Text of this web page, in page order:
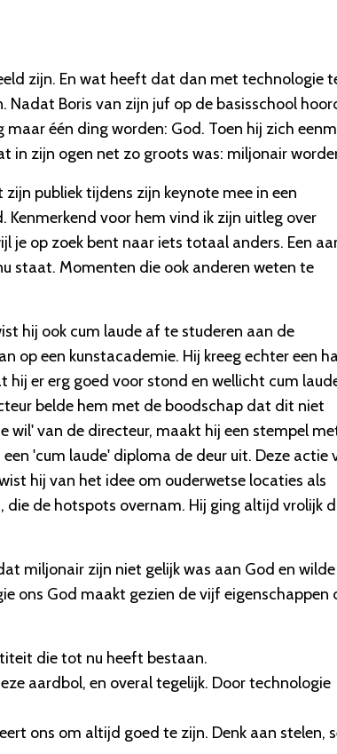
zijn. En wat heeft dat dan met technologie
Nadat Boris van zijn juf op de basisschool
één ding worden: God. Toen hij zich
in zijn ogen net zo groots was: miljonair
zijn publiek tijdens zijn keynote mee in een
voor hem vind ik zijn uitleg over
je op zoek bent naar iets totaal anders. Een
staat. Momenten die ook anderen weten te
hij ook cum laude af te studeren aan de
op een kunstacademie. Hij kreeg echter een
er erg goed voor stond en wellicht cum
belde hem met de boodschap dat dit niet
wil' van de directeur, maakt hij een stempel
'cum laude' diploma de deur uit. Deze actie
hij van het idee om ouderwetse locaties als
die de hotspots overnam. Hij ging altijd vrolijk
miljonair zijn niet gelijk was aan God en wilde
ons God maakt gezien de vijf eigenschappen
die tot nu heeft bestaan.
aardbol, en overal tegelijk. Door technologie
ons om altijd goed te zijn. Denk aan stelen,